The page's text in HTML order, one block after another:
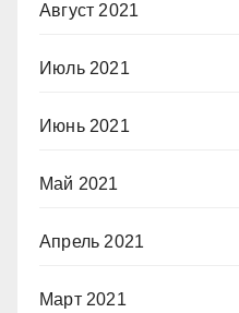
Август 2021
Июль 2021
Июнь 2021
Май 2021
Апрель 2021
Март 2021